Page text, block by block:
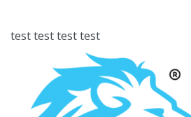
test test test test